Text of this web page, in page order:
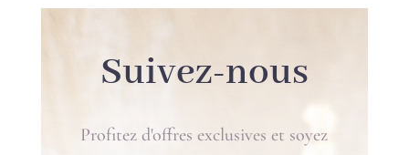
Suivez-nous
Profitez d'offres exclusives et soyez